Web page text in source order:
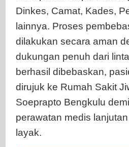
Dinkes, Camat, Kades,
lainnya. Proses
dilakukan secara aman
dukungan penuh dari
berhasil dibebaskan,
dirujuk ke Rumah Sakit
Soeprapto Bengkulu
perawatan medis
layak.